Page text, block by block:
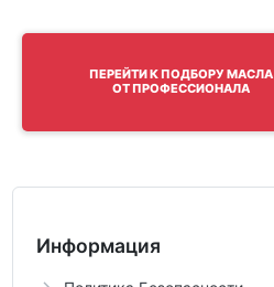
ПЕРЕЙТИ К ПОДБОРУ МАСЛА
ОТ ПРОФЕССИОНАЛА
Информация